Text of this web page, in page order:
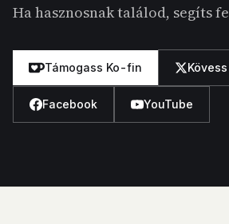
Ha hasznosnak találod, segíts
Támogass Ko-fin
Facebook YouTube